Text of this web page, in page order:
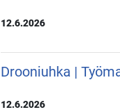
12.6.2026
Drooniuhka |
12.6.2026